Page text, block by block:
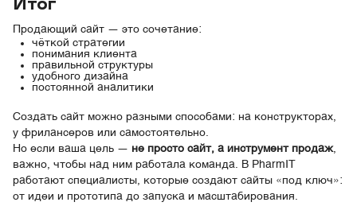
Итог
Продающий сайт — это сочетание:
чёткой стратегии
понимания клиента
правильной структуры
удобного дизайна
постоянной аналитики
Создать сайт можно разными способами: на конструкторах,
у фрилансеров или самостоятельно.
Но если ваша цель — не просто сайт, а инструмент продаж,
важно, чтобы над ним работала команда. В PharmIT
работают специалисты, которые создают сайты «под ключ»:
от идеи и прототипа до запуска и масштабирования.